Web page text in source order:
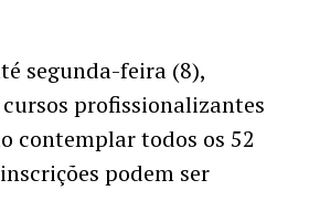
segunda-feira (8),
profissionalizantes
contemplar todos os 52
podem ser